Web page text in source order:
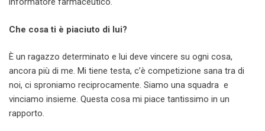
Che cosa ti è piaciuto di lui?
È un ragazzo determinato e lui deve vincere su ogni cosa,
ancora più di me. Mi tiene testa, c’è competizione sana tra di
noi, ci sproniamo reciprocamente. Siamo una squadra e
vinciamo insieme. Questa cosa mi piace tantissimo in un
rapporto.